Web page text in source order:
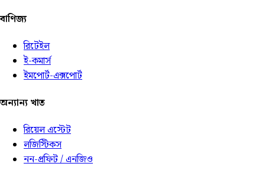
বাণিজ্য
রিটেইল
ই-কমার্স
ইমপোর্ট-এক্সপোর্ট
অন্যান্য খাত
রিয়েল এস্টেট
লজিস্টিকস
নন-প্রফিট / এনজিও